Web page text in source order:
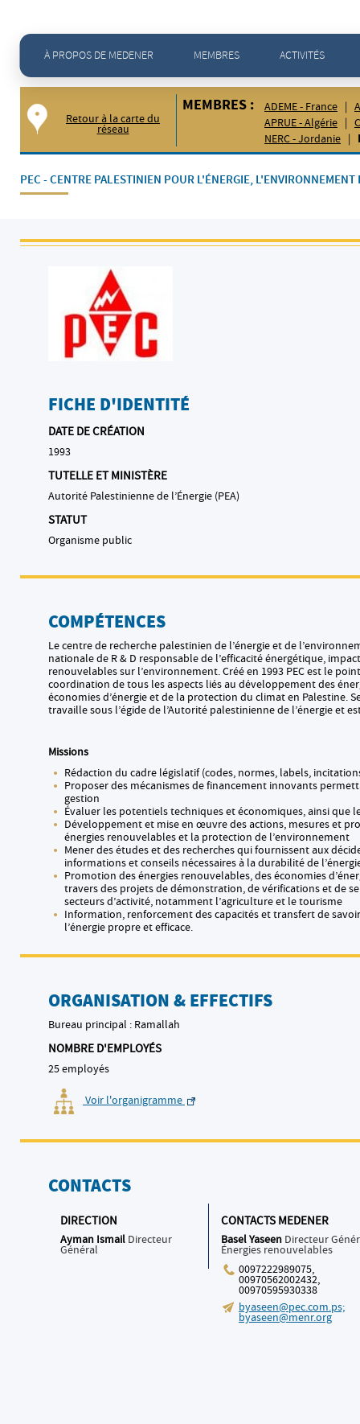
À PROPOS DE MEDENER MEMBRES ACTIVITÉS
Accueil> Membres - PEC PEC - Centre Palestinien pour l'Énergie, l'Environnement et la
Retour à la carte du
réseau
MEMBRES : ADEME - France |
APRUE - Algérie |
NERC - Jordanie |
PEC - CENTRE PALESTINIEN POUR L'ÉNERGIE,
FICHE D'IDENTITÉ
DATE DE CRÉATION
1993
TUTELLE ET MINISTÈRE
Autorité Palestinienne de l’Énergie (PEA)
STATUT
Organisme public
COMPÉTENCES
Le centre de recherche palestinien de l’énergie et de
nationale de R & D responsable de l’efficacité énergétique,
renouvelables sur l’environnement. Créé en 1993 PEC est le
coordination de tous les aspects liés au développement des
économies d’énergie et de la protection du climat en Palestine.
travaille sous l’égide de l’Autorité palestinienne de l’énergie et
Missions
Rédaction du cadre législatif (codes, normes, labels,
Proposer des mécanismes de financement innovants
gestion
Évaluer les potentiels techniques et économiques, ainsi que
Développement et mise en œuvre des actions, mesures et
énergies renouvelables et la protection de l’environnement
Mener des études et des recherches qui fournissent aux
informations et conseils nécessaires à la durabilité de
Promotion des énergies renouvelables, des économies
travers des projets de démonstration, de vérifications et de
secteurs d’activité, notamment l’agriculture et le tourisme
Information, renforcement des capacités et transfert de
l’énergie propre et efficace.
ORGANISATION & EFFECTIFS
Bureau principal : Ramallah
NOMBRE D'EMPLOYÉS
25 employés
Voir l'organigramme
CONTACTS
DIRECTION
Ayman Ismail Directeur
Général
CONTACTS MEDENER
Basel Yaseen Directeur
Énergies renouvelables
0097222989075,
00970562002432,
00970595930338
byaseen@pec.com.ps;
byaseen@menr.org